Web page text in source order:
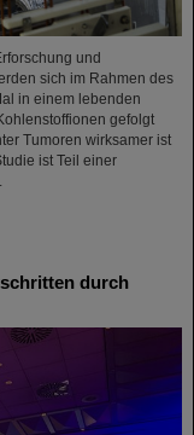
und
sich im Rahmen des
in einem lebenden
gefolgt
Tumoren wirksamer ist
ist Teil einer
durch